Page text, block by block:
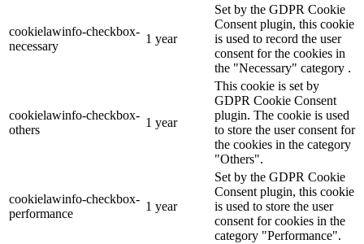
cookielawinfo-checkbox-
necessary
1 year
Set by the GDPR Cookie
Consent plugin, this cookie
is used to record the user
consent for the cookies in
the "Necessary" category .
cookielawinfo-checkbox-
others
1 year
This cookie is set by
GDPR Cookie Consent
plugin. The cookie is used
to store the user consent for
the cookies in the category
"Others".
cookielawinfo-checkbox-
performance
1 year
Set by the GDPR Cookie
Consent plugin, this cookie
is used to store the user
consent for cookies in the
category "Performance".